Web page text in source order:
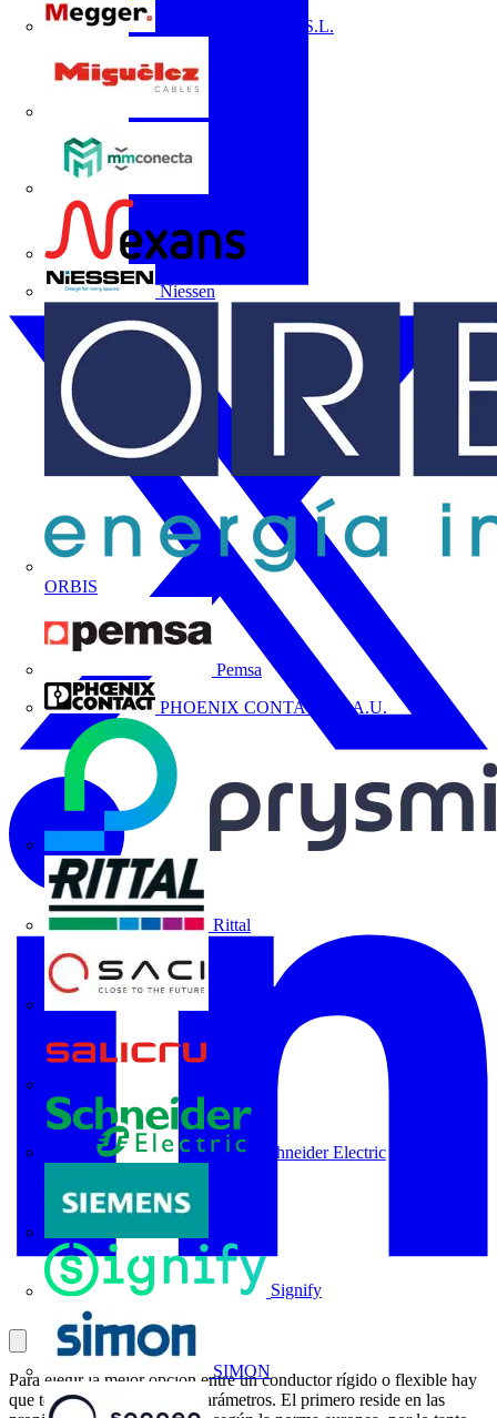
Megger Instruments S.L.
Niessen
ORBIS
Pemsa
PHOENIX CONTACT, S.A.U.
Rittal
Schneider Electric
Signify
SIMON
Para elegir la mejor opción entre un conductor rígido o flexible hay
que tener en cuenta varios parámetros. El primero reside en las